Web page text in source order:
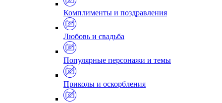
Комплименты и поздравления
Любовь и свадьба
Популярные персонажи и темы
Приколы и оскорбления